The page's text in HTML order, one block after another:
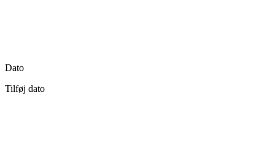
Dato
Tilføj dato